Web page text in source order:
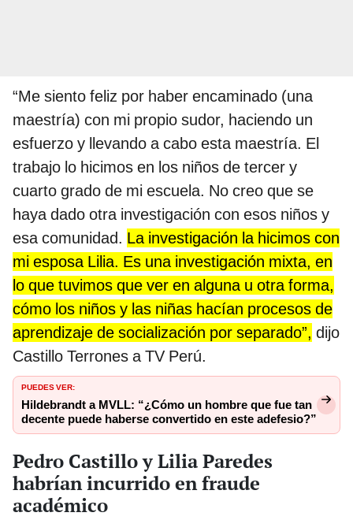
“Me siento feliz por haber encaminado (una
maestría) con mi propio sudor, haciendo un
esfuerzo y llevando a cabo esta maestría. El
trabajo lo hicimos en los niños de tercer y
cuarto grado de mi escuela. No creo que se
haya dado otra investigación con esos niños y
esa comunidad. La investigación la hicimos con
mi esposa Lilia. Es una investigación mixta, en
lo que tuvimos que ver en alguna u otra forma,
cómo los niños y las niñas hacían procesos de
aprendizaje de socialización por separado”, dijo
Castillo Terrones a TV Perú.
PUEDES VER:
Hildebrandt a MVLL: “¿Cómo un hombre que fue tan
decente puede haberse convertido en este adefesio?”
Pedro Castillo y Lilia Paredes
habrían incurrido en fraude
académico